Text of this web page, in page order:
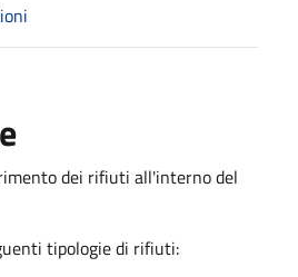
dei rifiuti all'interno del
tipologie di rifiuti: